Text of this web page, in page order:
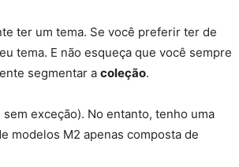
ter um tema. Se você preferir ter de
tema. E não esqueça que você sempre
segmentar a coleção.
exceção). No entanto, tenho uma
modelos M2 apenas composta de